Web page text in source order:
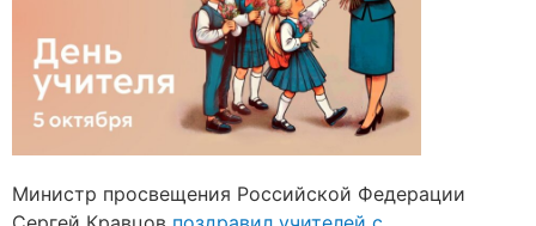
Министр просвещения Российской Федерации